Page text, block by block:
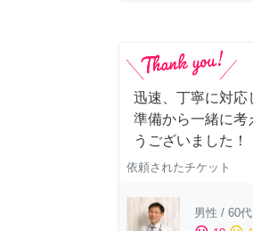
迅速、丁寧に対応
準備から一緒に考
うございました！
依頼されたチケット
男性 / 60代